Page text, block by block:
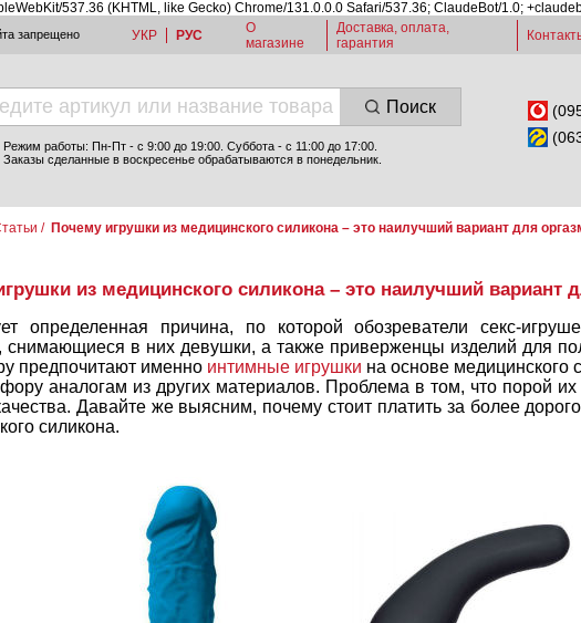
537.36 (KHTML, like Gecko) Chrome/131.0.0.0 Safari/537.36; ClaudeBot/1.0;
запрещено УКР РУС
О
магазине
Доставка, оплата,
гарантия
Поиск
Режим работы: Пн-Пт - c 9:00 до 19:00. Суббота - с 11:00 до 17:00.
Заказы сделанные в воскресенье обрабатываются в понедельник.
/ Почему игрушки из медицинского силикона – это наилучший вариант для
из медицинского силикона – это наилучший вариант
определенная причина, по которой обозреватели секс-
снимающиеся в них девушки, а также приверженцы изделий для
предпочитают именно интимные игрушки на основе медицинского
аналогам из других материалов. Проблема в том, что порой
Давайте же выясним, почему стоит платить за более
силикона.